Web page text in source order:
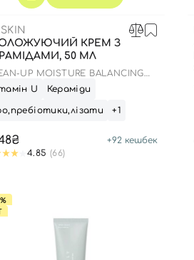
КРЕМ З
50 МЛ
UP MOISTURE BALANCING
U Кераміди
+1
+92кешбек
4.85 (66)